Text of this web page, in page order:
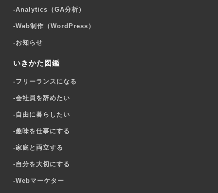
-Analytics（GA分析）
-Web制作（WordPress）
-お知らせ
いきかた図鑑
-フリーランスになる
-会社員を辞めたい
-自由に暮らしたい
-趣味を仕事にする
-家庭と両立する
-自分を大切にする
-Webマーケター